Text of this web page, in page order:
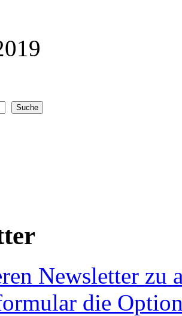
Newsletter zu
die